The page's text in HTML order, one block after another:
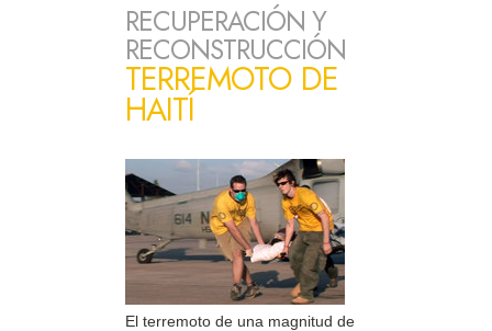
RECUPERACIÓN Y
RECONSTRUCCIÓN
TERREMOTO DE
HAITÍ
El terremoto de una magnitud de